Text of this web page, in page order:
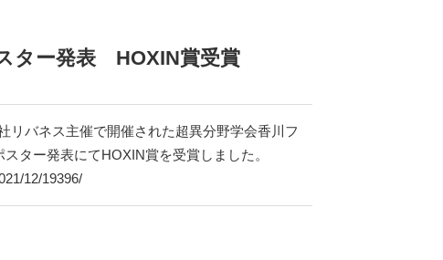
ター発表 HOXIN賞受賞
リバネス主催で開催された超異分野学会香川フ
スター発表にてHOXIN賞を受賞しました。
12/19396/